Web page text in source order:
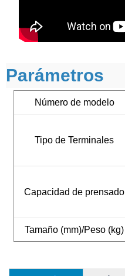
Parámetros
Número de modelo
Tipo de Terminales
Capacidad de prensado
Tamaño (mm)/Peso (kg)